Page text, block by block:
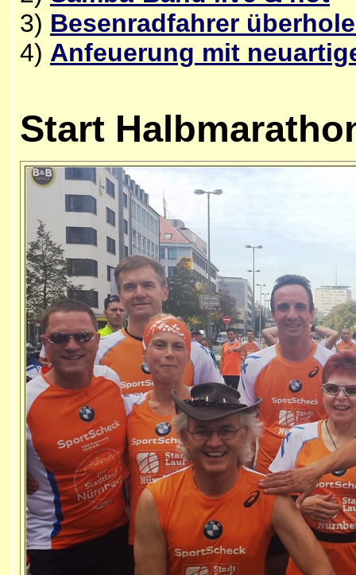
3) Besenradfahrer
4) Anfeuerung mit
Start